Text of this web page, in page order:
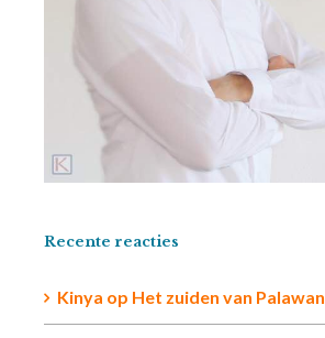
Recente reacties
Kinya op Het zuiden van Palawan